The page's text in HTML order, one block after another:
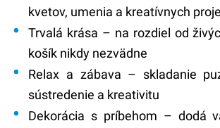
kvetov, umenia a kreatívnych
Trvalá krása – na rozdiel od
košík nikdy nezvädne
Relax a zábava – skladanie
sústredenie a kreativitu
Dekorácia s príbehom – dodá